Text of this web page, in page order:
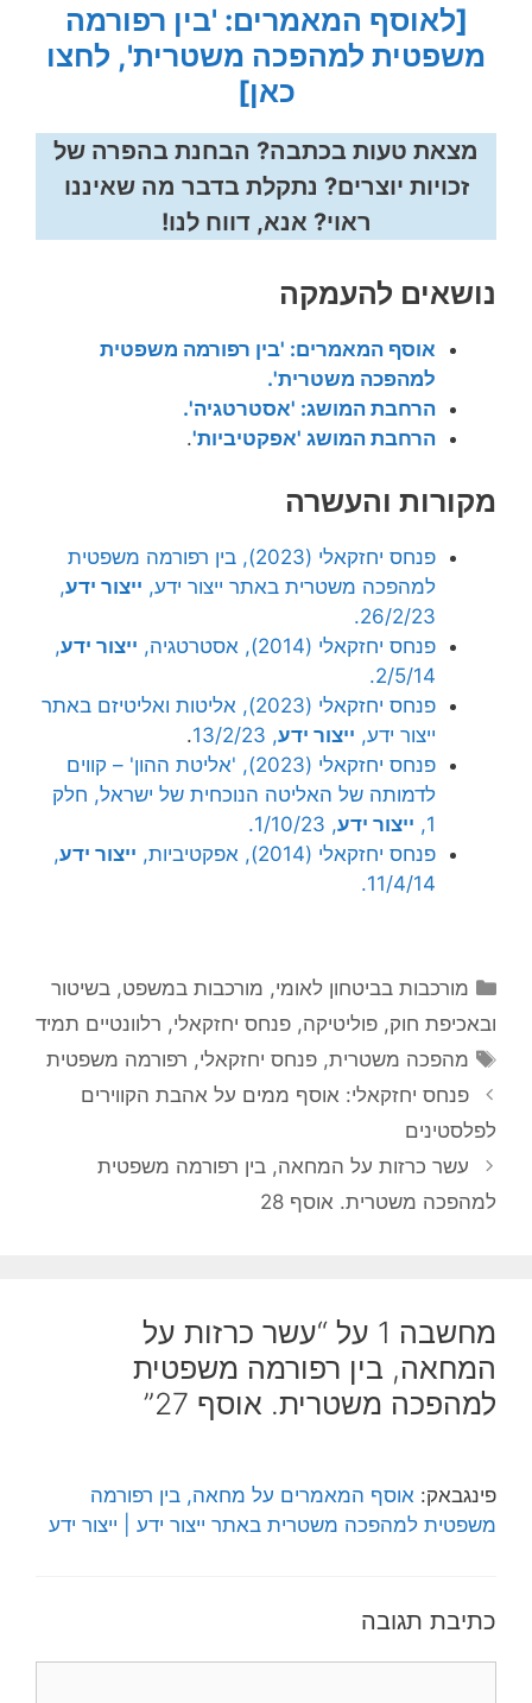
[לאוסף המאמרים: 'בין רפורמה
משפטית למהפכה משטרית', לחצו
כאן]
מצאת טעות בכתבה? הבחנת בהפרה של
זכויות יוצרים? נתקלת בדבר מה שאיננו
ראוי? אנא, דווח לנו!
נושאים להעמקה
אוסף המאמרים: 'בין רפורמה משפטית
למהפכה משטרית'.
הרחבת המושג: 'אסטרטגיה'.
הרחבת המושג 'אפקטיביות'.
מקורות והעשרה
פנחס יחזקאלי (2023), בין רפורמה משפטית
למהפכה משטרית באתר ייצור ידע, ייצור ידע,
26/2/23.
פנחס יחזקאלי (2014), אסטרטגיה,
ייצור ידע,
2/5/14.
פנחס יחזקאלי (2023), אליטות ואליטיזם באתר
ייצור ידע, ייצור ידע, 13/2/23
.
פנחס יחזקאלי (2023), 'אליטת ההון' – קווים
לדמותה של האליטה הנוכחית של ישראל, חלק
1, ייצור ידע, 1/10/23.
פנחס יחזקאלי (2014), אפקטיביות,
ייצור ידע,
11/4/14.
קטגוריות
מורכבות בביטחון לאומי, מורכבות במשפט, בשיטור
ובאכיפת חוק, פוליטיקה, פנחס יחזקאלי, רלוונטיים תמיד
תגיות
מהפכה משטרית,פנחס יחזקאלי, רפורמה משפטית
פנחס יחזקאלי: אוסף ממים על אהבת הקווירים
לפלסטינים
עשר כרזות על המחאה, בין רפורמה משפטית
למהפכה משטרית. אוסף 28
מחשבה 1 על “עשר כרזות על
המחאה, בין רפורמה משפטית
למהפכה משטרית. אוסף 27”
פינגבאק: אוסף המאמרים על מחאה, בין רפורמה
משפטית למהפכה משטרית באתר ייצור ידע | ייצור ידע
כתיבת תגובה